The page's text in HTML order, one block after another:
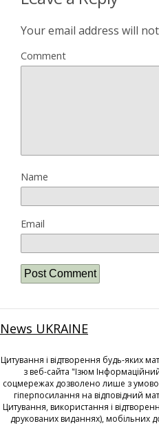
Your email address will
Comment
Name
Email
News UKRAINE
Цитування і відтворення будь-яких
з веб-сайта "Ізюм
соцмережах дозволено лише з
гіперпосилання на відповідний
Цитування, використання і
друкованих виданнях), мобільних